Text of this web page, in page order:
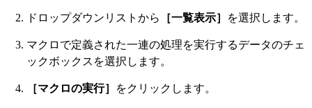
ドロップダウンリストから ［一覧表示］ を選択します。
マクロで定義された一連の処理を実行するデータのチェ
ックボックスを選択します。
［マクロの実行］ をクリックします。